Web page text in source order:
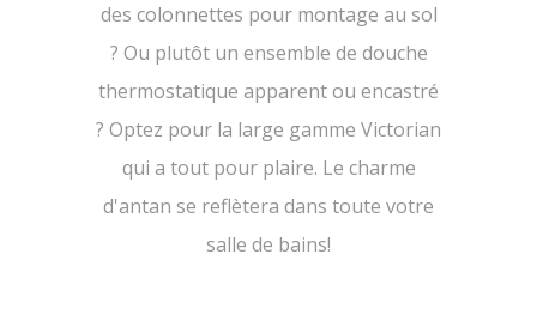
des colonnettes pour montage au sol
? Ou plutôt un ensemble de douche
thermostatique apparent ou encastré
? Optez pour la large gamme Victorian
qui a tout pour plaire. Le charme
d'antan se reflètera dans toute votre
salle de bains!